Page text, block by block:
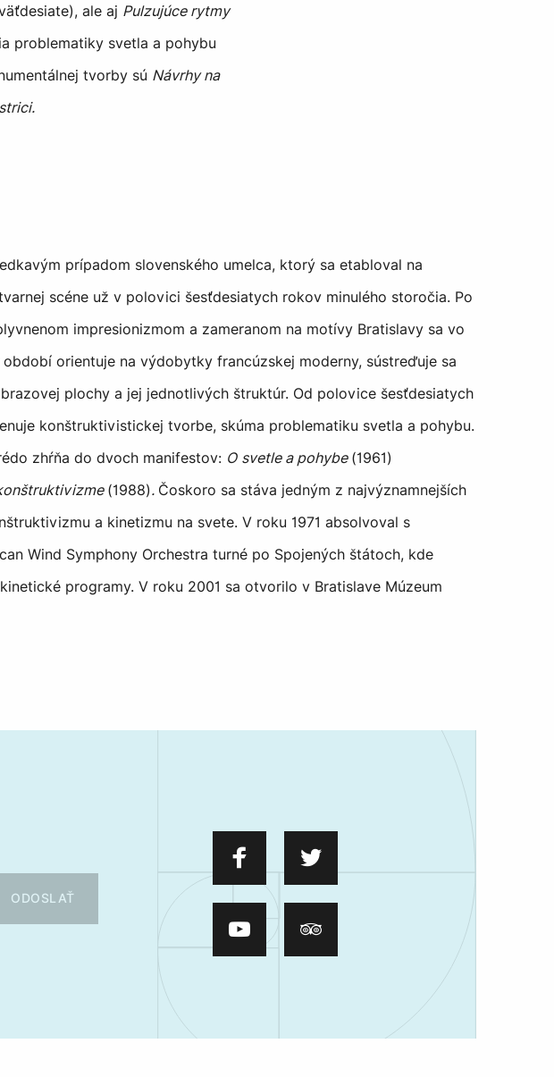
ale aj Pulzujúce rytmy
problematiky svetla a pohybu
tvorby sú Návrhy na
prípadom slovenského umelca, ktorý sa etabloval na
scéne už v polovici šesťdesiatych rokov minulého storočia. Po
impresionizmom a zameranom na motívy Bratislavy sa vo
období orientuje na výdobytky francúzskej moderny, sústreďuje sa
plochy a jej jednotlivých štruktúr. Od polovice šesťdesiatych
konštruktivistickej tvorbe, skúma problematiku svetla a pohybu.
zhŕňa do dvoch manifestov: O svetle a pohybe(1961)
(1988). Čoskoro sa stáva jedným z najvýznamnejších
a kinetizmu na svete. V roku 1971 absolvoval s
Wind Symphony Orchestra turné po Spojených štátoch, kde
programy. V roku 2001 sa otvorilo v Bratislave Múzeum
ODOSLAŤ